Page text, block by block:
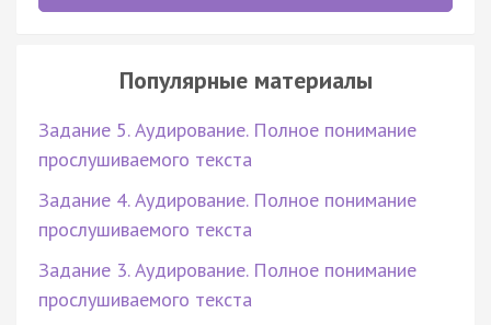
Популярные материалы
Задание 5. Аудирование. Полное понимание
прослушиваемого текста
Задание 4. Аудирование. Полное понимание
прослушиваемого текста
Задание 3. Аудирование. Полное понимание
прослушиваемого текста